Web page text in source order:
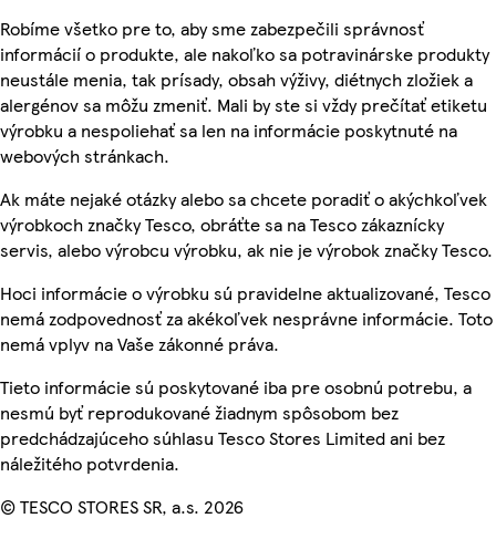
Robíme všetko pre to, aby sme zabezpečili správnosť
informácií o produkte, ale nakoľko sa potravinárske produkty
neustále menia, tak prísady, obsah výživy, diétnych zložiek a
alergénov sa môžu zmeniť. Mali by ste si vždy prečítať etiketu
výrobku a nespoliehať sa len na informácie poskytnuté na
webových stránkach.
Ak máte nejaké otázky alebo sa chcete poradiť o akýchkoľvek
výrobkoch značky Tesco, obráťte sa na Tesco zákaznícky
servis, alebo výrobcu výrobku, ak nie je výrobok značky Tesco.
Hoci informácie o výrobku sú pravidelne aktualizované, Tesco
nemá zodpovednosť za akékoľvek nesprávne informácie. Toto
nemá vplyv na Vaše zákonné práva.
Tieto informácie sú poskytované iba pre osobnú potrebu, a
nesmú byť reprodukované žiadnym spôsobom bez
predchádzajúceho súhlasu Tesco Stores Limited ani bez
náležitého potvrdenia.
© TESCO STORES SR, a.s. 2026